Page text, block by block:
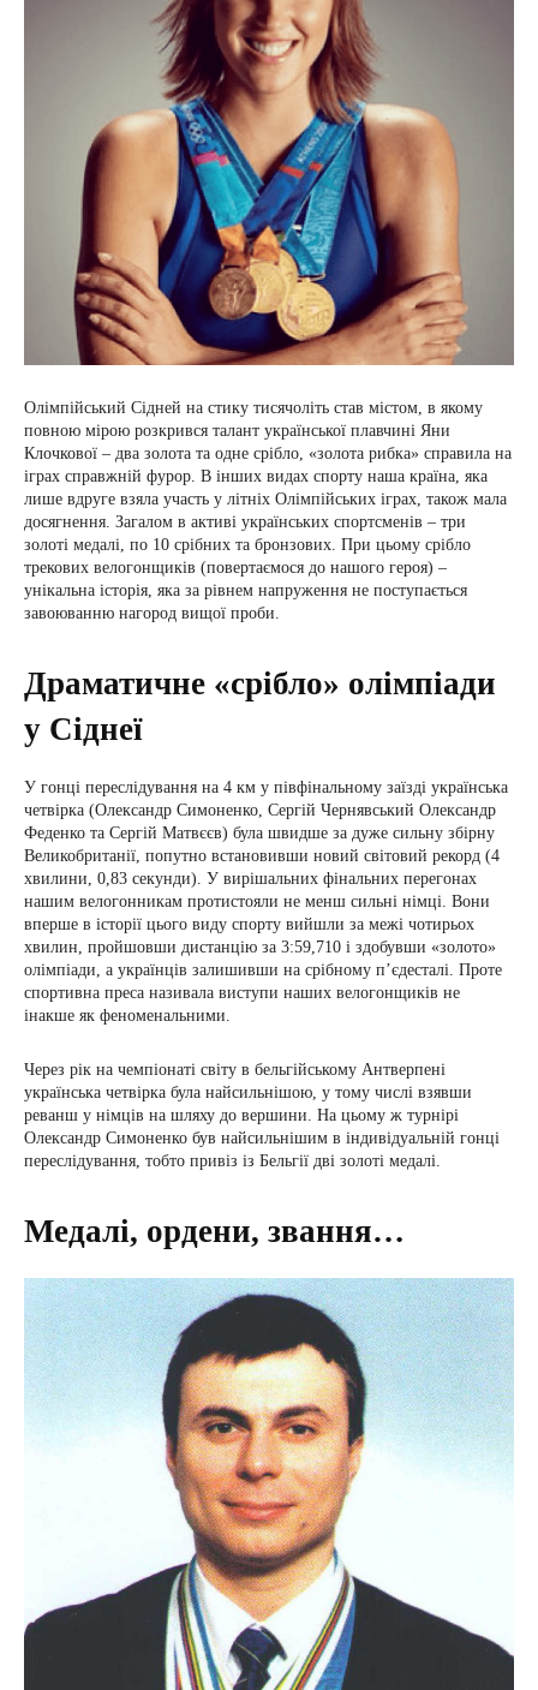
Олімпійський Сідней на стику тисячоліть став містом, в якому
повною мірою розкрився талант української плавчині Яни
Клочкової – два золота та одне срібло, «золота рибка» справила на
іграх справжній фурор. В інших видах спорту наша країна, яка
лише вдруге взяла участь у літніх Олімпійських іграх, також мала
досягнення. Загалом в активі українських спортсменів – три
золоті медалі, по 10 срібних та бронзових. При цьому срібло
трекових велогонщиків (повертаємося до нашого героя) –
унікальна історія, яка за рівнем напруження не поступається
завоюванню нагород вищої проби.
Драматичне «срібло» олімпіади
у Сіднеї
У гонці переслідування на 4 км у півфінальному заїзді українська
четвірка (Олександр Симоненко, Сергій Чернявський Олександр
Феденко та Сергій Матвєєв) була швидше за дуже сильну збірну
Великобританії, попутно встановивши новий світовий рекорд (4
хвилини, 0,83 секунди). У вирішальних фінальних перегонах
нашим велогонникам протистояли не менш сильні німці. Вони
вперше в історії цього виду спорту вийшли за межі чотирьох
хвилин, пройшовши дистанцію за 3:59,710 і здобувши «золото»
олімпіади, а українців залишивши на срібному п’єдесталі. Проте
спортивна преса називала виступи наших велогонщиків не
інакше як феноменальними.
Через рік на чемпіонаті світу в бельгійському Антверпені
українська четвірка була найсильнішою, у тому числі взявши
реванш у німців на шляху до вершини. На цьому ж турнірі
Олександр Симоненко був найсильнішим в індивідуальній гонці
переслідування, тобто привіз із Бельгії дві золоті медалі.
Медалі, ордени, звання…